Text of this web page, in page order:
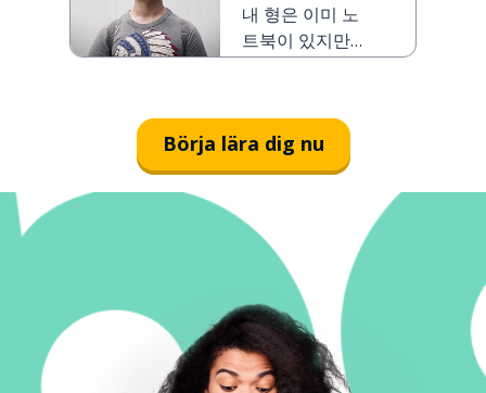
en ny
내 형은 이미 노
트북이 있지만
Börja lära dig nu